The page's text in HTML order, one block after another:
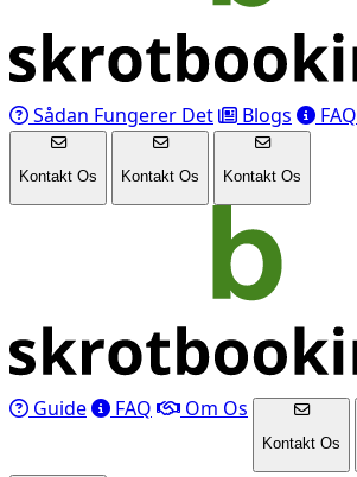
Sådan Fungerer Det Blogs FAQ
Kontakt Os Kontakt Os Kontakt Os
Guide FAQ Om Os
Kontakt Os